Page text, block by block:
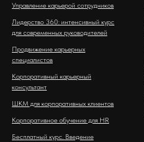
Управление карьерой сотрудников
Лидерство 360: интенсивный курс
для современных руководителей
Продвижение карьерных
специалистов
Корпоративный карьерный
консультант
ШКМ для корпоративных клиентов
Корпоративное обучение для HR
Бесплатный курс. Введение